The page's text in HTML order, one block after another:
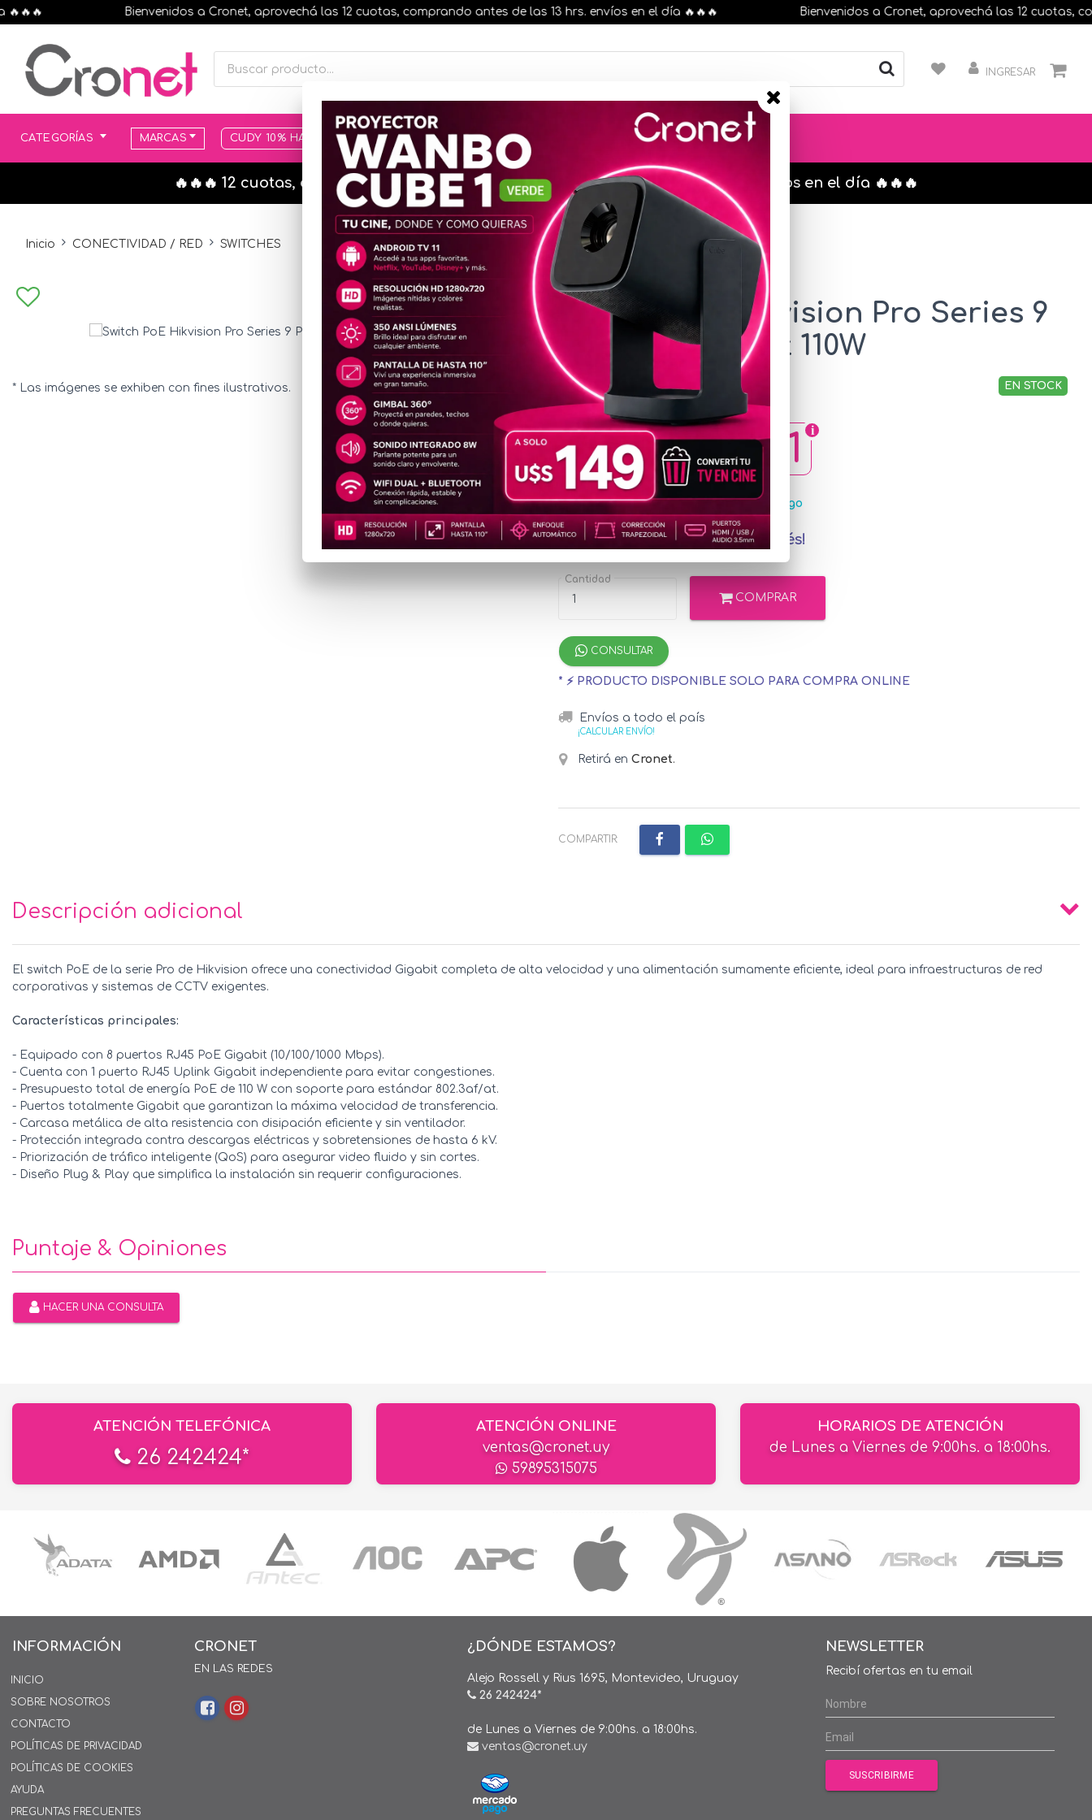
Bienvenidos a Cronet, aprovechá las 12 cuotas, comprando antes de las 13 hrs. envíos en el día 🔥🔥🔥 Bienvenidos a Cronet, aprovechá las 12 cuotas,
INGRESAR
CATEGORÍAS MARCAS CUDY 10% HASTA AGOTAR STOCK MOVILIDAD ELÉCTRICA 25% OFF
🔥🔥🔥 12 cuotas, en todos nuestros artículos, comprando antes de las 13 hrs. envíos en el día 🔥🔥🔥
Inicio CONECTIVIDAD / RED SWITCHES
* Las imágenes se exhiben con fines ilustrativos.
Switch PoE Hikvision Pro Series 9
Puertos Gigabit 110W
SWI94 EN STOCK
u$s143,11
Precio
especial
u$s157.85 con MercadoPago
¡Hasta 12 cuotas sin interés!
Cantidad
COMPRAR
CONSULTAR
* ⚡ PRODUCTO DISPONIBLE SOLO PARA COMPRA ONLINE
Envíos a todo el país
¡CALCULAR ENVÍO!
Retirá en Cronet.
COMPARTIR:
Descripción adicional
El switch PoE de la serie Pro de Hikvision ofrece una conectividad Gigabit completa de alta velocidad y una alimentación sumamente eficiente, ideal para infraestructuras de red
corporativas y sistemas de CCTV exigentes.
Características principales:
- Equipado con 8 puertos RJ45 PoE Gigabit (10/100/1000 Mbps).
- Cuenta con 1 puerto RJ45 Uplink Gigabit independiente para evitar congestiones.
- Presupuesto total de energía PoE de 110 W con soporte para estándar 802.3af/at.
- Puertos totalmente Gigabit que garantizan la máxima velocidad de transferencia.
- Carcasa metálica de alta resistencia con disipación eficiente y sin ventilador.
- Protección integrada contra descargas eléctricas y sobretensiones de hasta 6 kV.
- Priorización de tráfico inteligente (QoS) para asegurar video fluido y sin cortes.
- Diseño Plug & Play que simplifica la instalación sin requerir configuraciones.
Puntaje & Opiniones
HACER UNA CONSULTA
ATENCIÓN TELEFÓNICA
26 242424*
ATENCIÓN ONLINE
ventas@cronet.uy
59895315075
HORARIOS DE ATENCIÓN
de Lunes a Viernes de 9:00hs. a 18:00hs.
INFORMACIÓN
INICIO
SOBRE NOSOTROS
CONTACTO
POLÍTICAS DE PRIVACIDAD
POLÍTICAS DE COOKIES
AYUDA
PREGUNTAS FRECUENTES
CRONET
EN LAS REDES
¿DÓNDE ESTAMOS?
Alejo Rossell y Rius 1695, Montevideo, Uruguay
26 242424*
de Lunes a Viernes de 9:00hs. a 18:00hs.
ventas@cronet.uy
NEWSLETTER
Recibí ofertas en tu email